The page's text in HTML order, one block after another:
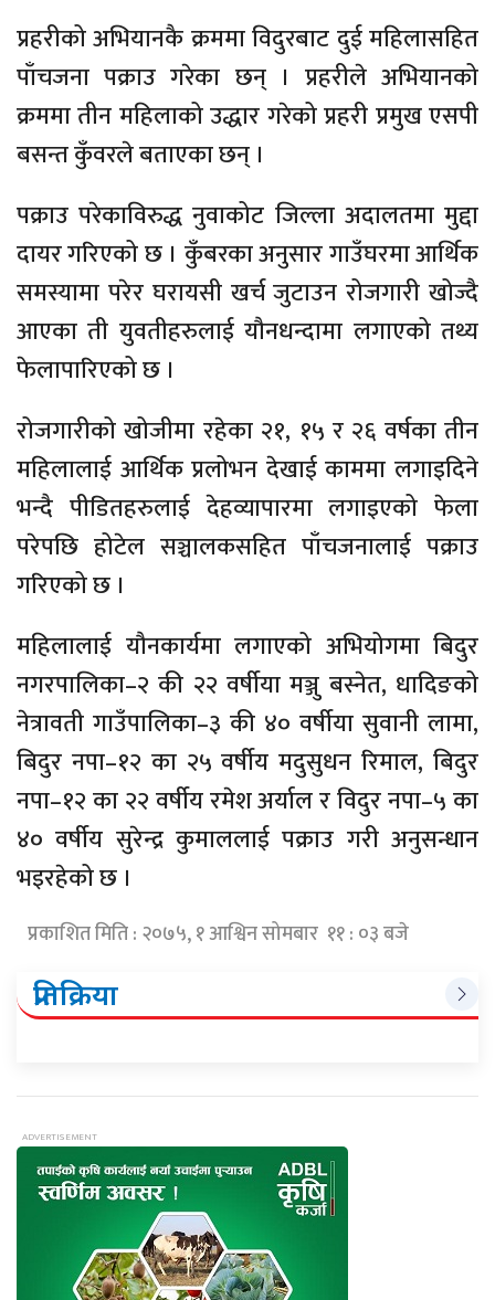
प्रहरीको अभियानकै क्रममा विदुरबाट दुई महिलासहित
पाँचजना पक्राउ गरेका छन् । प्रहरीले अभियानको
क्रममा तीन महिलाको उद्धार गरेको प्रहरी प्रमुख एसपी
बसन्त कुँवरले बताएका छन् ।
पक्राउ परेकाविरुद्ध नुवाकोट जिल्ला अदालतमा मुद्दा
दायर गरिएको छ । कुँबरका अनुसार गाउँघरमा आर्थिक
समस्यामा परेर घरायसी खर्च जुटाउन रोजगारी खोज्दै
आएका ती युवतीहरुलाई यौनधन्दामा लगाएको तथ्य
फेलापारिएको छ ।
रोजगारीको खोजीमा रहेका २१, १५ र २६ वर्षका तीन
महिलालाई आर्थिक प्रलोभन देखाई काममा लगाइदिने
भन्दै पीडितहरुलाई देहव्यापारमा लगाइएको फेला
परेपछि होटेल सञ्चालकसहित पाँचजनालाई पक्राउ
गरिएको छ ।
महिलालाई यौनकार्यमा लगाएको अभियोगमा बिदुर
नगरपालिका–२ की २२ वर्षीया मञ्जु बस्नेत, धादिङको
नेत्रावती गाउँपालिका–३ की ४० वर्षीया सुवानी लामा,
बिदुर नपा–१२ का २५ वर्षीय मदुसुधन रिमाल, बिदुर
नपा–१२ का २२ वर्षीय रमेश अर्याल र विदुर नपा–५ का
४० वर्षीय सुरेन्द्र कुमाललाई पक्राउ गरी अनुसन्धान
भइरहेको छ ।
प्रकाशित मिति : २०७५, १ आश्विन सोमबार ११ : ०३ बजे
प्रतिक्रिया